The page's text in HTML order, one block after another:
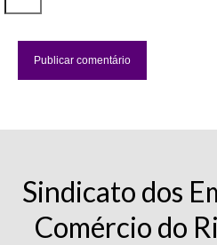
Sindicato dos
Comércio do